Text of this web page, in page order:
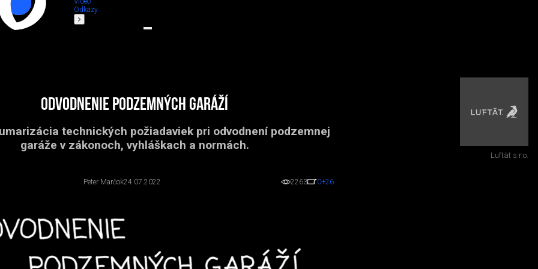
Odkazy
Odvodnenie podzemných garáží
technických požiadaviek pri odvodnení podzemnej
garáže v zákonoch, vyhláškach a normách.
Peter Marčok24.07.2022 2263 0+26
Luftät s.r.o.